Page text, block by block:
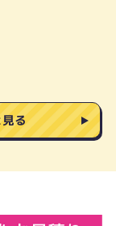
る